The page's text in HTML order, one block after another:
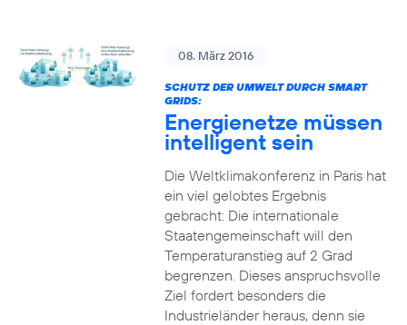
08. März 2016
SCHUTZ DER UMWELT DURCH SMART
GRIDS:
Energienetze müssen
intelligent sein
Die Weltklimakonferenz in Paris hat
ein viel gelobtes Ergebnis
gebracht: Die internationale
Staatengemeinschaft will den
Temperaturanstieg auf 2 Grad
begrenzen. Dieses anspruchsvolle
Ziel fordert besonders die
Industrieländer heraus, denn sie